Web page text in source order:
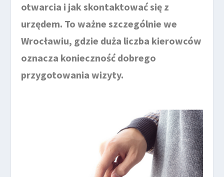
otwarcia i jak skontaktować się z
urzędem. To ważne szczególnie we
Wrocławiu, gdzie duża liczba kierowców
oznacza konieczność dobrego
przygotowania wizyty.